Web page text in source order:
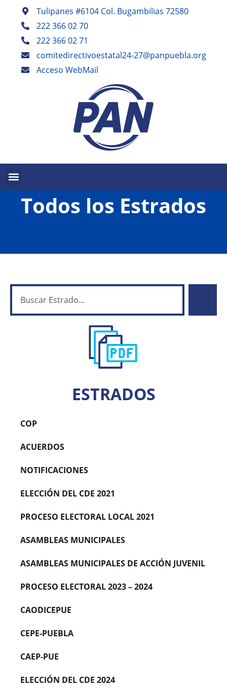
Tulipanes #6104 Col. Bugambilias 72580
222 366 02 70
222 366 02 71
comitedirectivoestatal24-27@panpuebla.org
Acceso WebMail
Todos los Estrados
ESTRADOS
COP
ACUERDOS
NOTIFICACIONES
ELECCIÓN DEL CDE 2021
PROCESO ELECTORAL LOCAL 2021
ASAMBLEAS MUNICIPALES
ASAMBLEAS MUNICIPALES DE ACCIÓN JUVENIL
PROCESO ELECTORAL 2023 – 2024
CAODICEPUE
CEPE-PUEBLA
CAEP-PUE
ELECCIÓN DEL CDE 2024